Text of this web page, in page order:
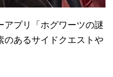
アプリ「ホグワーツの謎
のあるサイドクエストや